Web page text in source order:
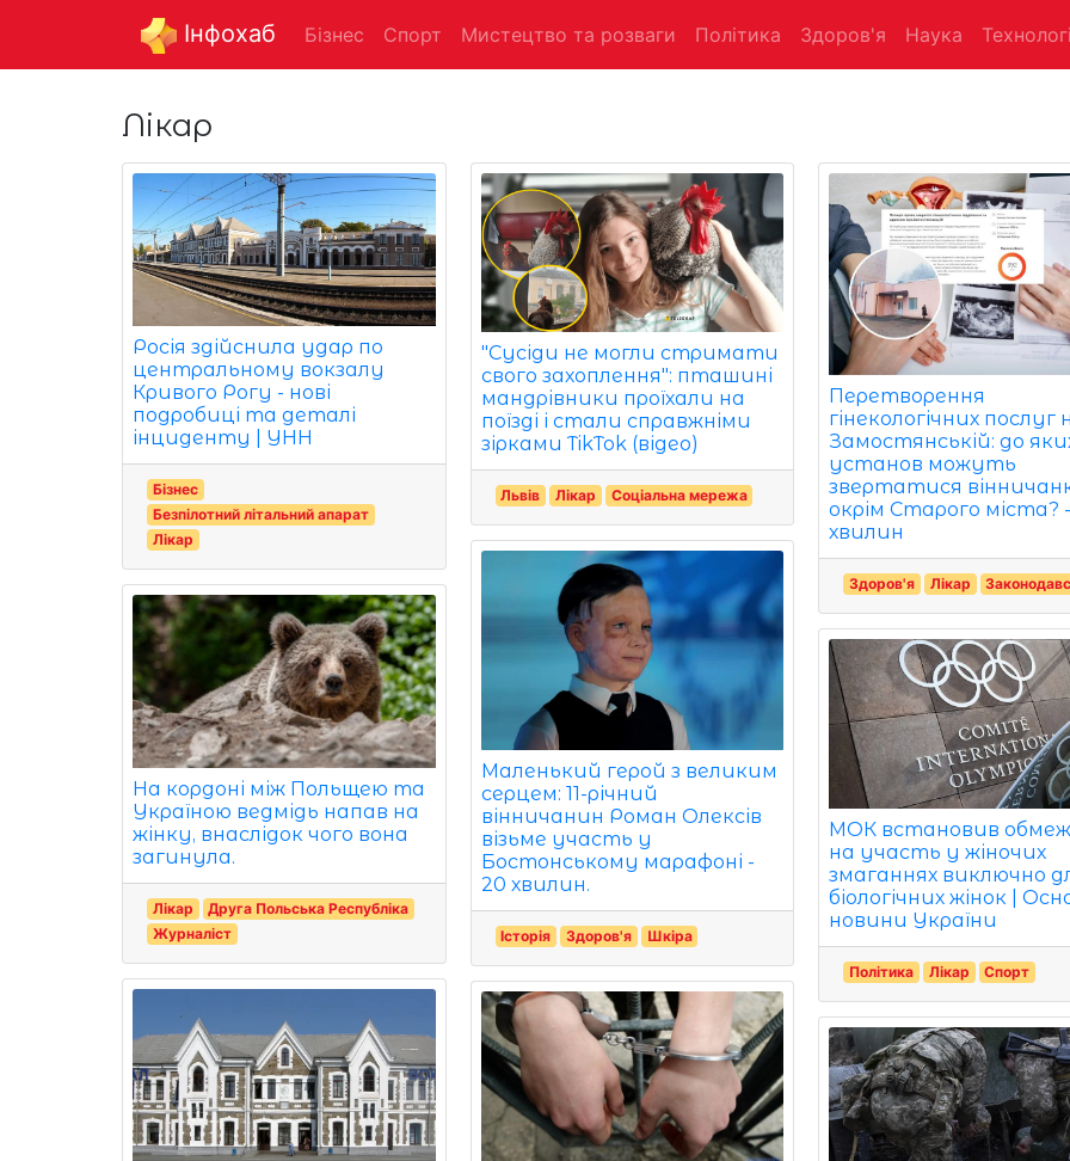
Інфохаб Бізнес Спорт Мистецтво та розваги Політика Здоров'я Наука
Лікар
Росія здійснила удар по
центральному вокзалу
Кривого Рогу - нові
подробиці та деталі
інциденту | УНН
Бізнес
Безпілотний літальний апарат
Лікар
На кордоні між Польщею та
Україною ведмідь напав на
жінку, внаслідок чого вона
загинула.
Лікар
Друга Польська Республіка
Журналіст
"Сусіди не могли стримати
свого захоплення": пташині
мандрівники проїхали на
поїзді і стали справжніми
зірками TikTok (відео)
Львів Лікар Соціальна мережа
Маленький герой з великим
серцем: 11-річний
вінничанин Роман Олексів
візьме участь у
Бостонському марафоні -
20 хвилин.
Історія Здоров'я Шкіра
Перетворення
гінекологічних послуг
Замостянській: до
установ можуть
звертатися
окрім Старого міста?
хвилин
Здоров'я Лікар
МОК встановив
на участь у жіночих
змаганнях виключно
біологічних жінок |
новини України
Політика Лікар Спорт